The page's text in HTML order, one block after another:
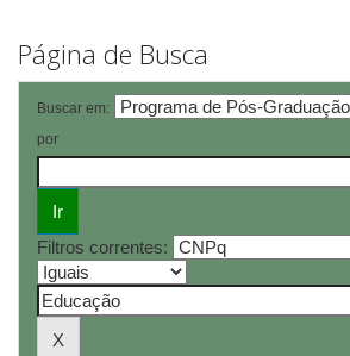
Página de Busca
Buscar em:
por
Filtros correntes: